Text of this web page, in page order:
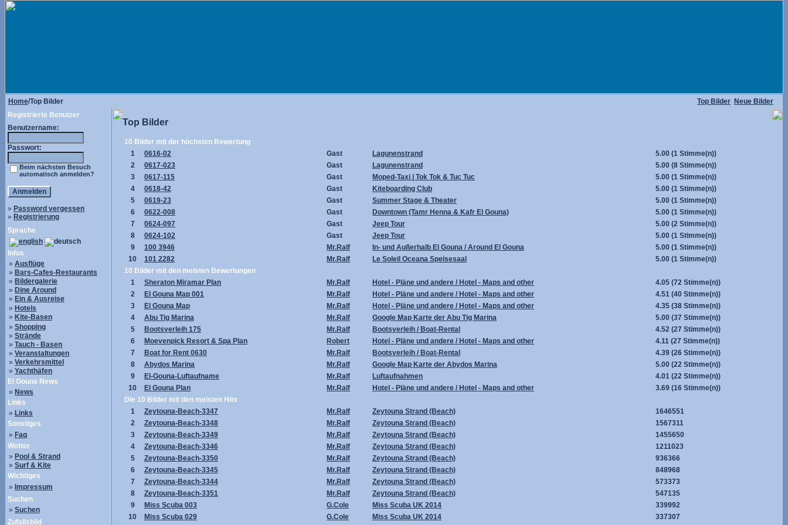
Home/Top Bilder Top Bilder Neue Bilder
Registrierte Benutzer
Benutzername:
Passwort:
Beim nächsten Besuch
automatisch anmelden?
» Password vergessen
» Registrierung
Sprache
Infos
» Ausflüge
» Bars-Cafes-Restaurants
» Bildergalerie
» Dine Around
» Ein & Ausreise
» Hotels
» Kite-Basen
» Shopping
» Strände
» Tauch - Basen
» Veranstaltungen
» Verkehrsmittel
» Yachthäfen
El Gouna News
» News
Links
» Links
Sonstiges
» Faq
Wetter
» Pool & Strand
» Surf & Kite
Wichtiges
» Impressum
Suchen
» Suchen
Zufallsbild
Top Bilder
10 Bilder mit der höchsten Bewertung
1
0616-02 Gast Lagunenstrand 5.00 (1 Stimme(n))
2
0617-023 Gast Lagunenstrand 5.00 (8 Stimme(n))
3
0617-115 Gast Moped-Taxi | Tok Tok & Tuc Tuc 5.00 (1 Stimme(n))
4
0618-42 Gast Kiteboarding Club 5.00 (1 Stimme(n))
5
0619-23 Gast Summer Stage & Theater 5.00 (1 Stimme(n))
6
0622-008 Gast Downtown (Tamr Henna & Kafr El Gouna) 5.00 (1 Stimme(n))
7
0624-097 Gast Jeep Tour 5.00 (2 Stimme(n))
8
0624-102 Gast Jeep Tour 5.00 (1 Stimme(n))
9
100 3946 Mr.Ralf In- und Außerhalb El Gouna / Around El Gouna 5.00 (1 Stimme(n))
10
101 2282 Mr.Ralf Le Soleil Oceana Speisesaal 5.00 (1 Stimme(n))
10 Bilder mit den meisten Bewertungen
1
Sheraton Miramar Plan Mr.Ralf Hotel - Pläne und andere / Hotel - Maps and other 4.05 (72 Stimme(n))
2
El Gouna Map 001 Mr.Ralf Hotel - Pläne und andere / Hotel - Maps and other 4.51 (40 Stimme(n))
3
El Gouna Map Mr.Ralf Hotel - Pläne und andere / Hotel - Maps and other 4.35 (38 Stimme(n))
4
Abu Tig Marina Mr.Ralf Google Map Karte der Abu Tig Marina 5.00 (37 Stimme(n))
5
Bootsverleih 175 Mr.Ralf Bootsverleih / Boat-Rental 4.52 (27 Stimme(n))
6
Moevenpick Resort & Spa Plan Robert Hotel - Pläne und andere / Hotel - Maps and other 4.11 (27 Stimme(n))
7
Boat for Rent 0630 Mr.Ralf Bootsverleih / Boat-Rental 4.39 (26 Stimme(n))
8
Abydos Marina Mr.Ralf Google Map Karte der Abydos Marina 5.00 (22 Stimme(n))
9
El-Gouna-Luftaufname Mr.Ralf Luftaufnahmen 4.01 (22 Stimme(n))
10
El Gouna Plan Mr.Ralf Hotel - Pläne und andere / Hotel - Maps and other 3.69 (16 Stimme(n))
Die 10 Bilder mit den meisten Hits
1
Zeytouna-Beach-3347 Mr.Ralf Zeytouna Strand (Beach)
1646551
2
Zeytouna-Beach-3348 Mr.Ralf Zeytouna Strand (Beach)
1567311
3
Zeytouna-Beach-3349 Mr.Ralf Zeytouna Strand (Beach)
1455650
4
Zeytouna-Beach-3346 Mr.Ralf Zeytouna Strand (Beach)
1211023
5
Zeytouna-Beach-3350 Mr.Ralf Zeytouna Strand (Beach)
936366
6
Zeytouna-Beach-3345 Mr.Ralf Zeytouna Strand (Beach)
848968
7
Zeytouna-Beach-3344 Mr.Ralf Zeytouna Strand (Beach)
573373
8
Zeytouna-Beach-3351 Mr.Ralf Zeytouna Strand (Beach)
547135
9
Miss Scuba 003 G.Cole Miss Scuba UK 2014
339992
10
Miss Scuba 029 G.Cole Miss Scuba UK 2014
337307